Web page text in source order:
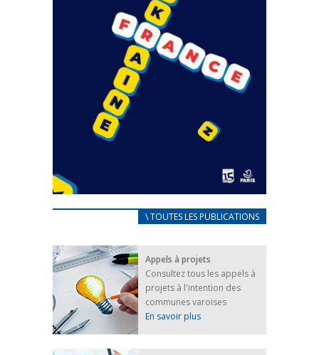
CARNET D’ACCUEIL
25 avril 2022
Afin d’accompagner au mieux les réfugiés
ukrainiens arrivés en France,...
FEUILLETER
\ TOUTES LES PUBLICATIONS
Appels à projets
Consultez tous les appels à
projets à l'intention des
communes varoises
En savoir plus